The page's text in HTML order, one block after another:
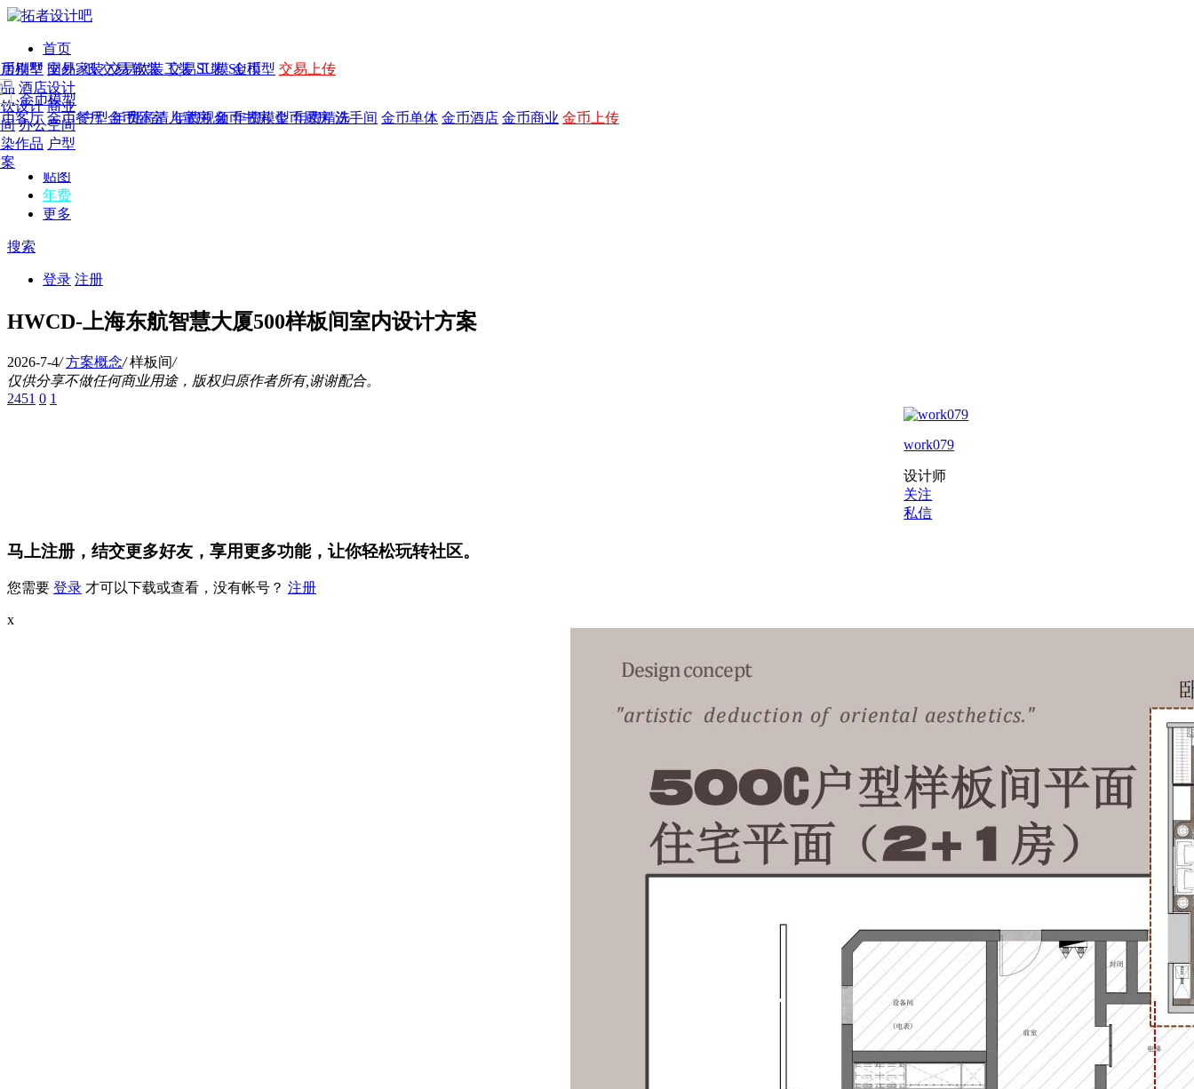
首页
发现
年费 作品 图纸 交易 软装 工装 SU模 金币
年费版块
费图纸 年费户型 年费高清 年费视频 年费模型 年费精选
作品
别墅 国外
酒店设计
设计 商业
办公空间
作品 户型
模型
模型 交易家装 交易软装 交易工装 SU模型 交易上传
金币模型
客厅 金币餐厅 金币卧室 儿童房 金币书房 金币厨房 洗手间 金币单体 金币酒店 金币商业 金币上传
CAD
概念
贴图
年费
更多
搜索
登录 注册
HWCD-上海东航智慧大厦500样板间室内设计方案
2026-7-4/ 方案概念/ 样板间/
仅供分享不做任何商业用途，版权归原作者所有,谢谢配合。
2451 0 1
work079
设计师
关注
私信
马上注册，结交更多好友，享用更多功能，让你轻松玩转社区。
您需要 登录 才可以下载或查看，没有帐号？ 注册
x